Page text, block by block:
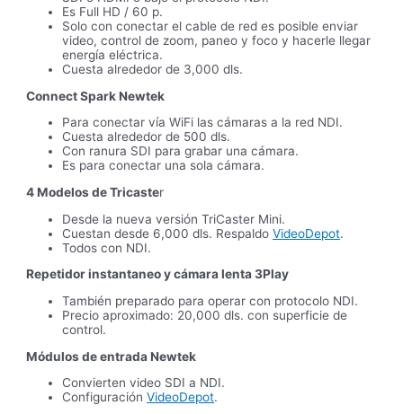
Es Full HD / 60 p.
Solo con conectar el cable de red es posible enviar
video, control de zoom, paneo y foco y hacerle llegar
energía eléctrica.
Cuesta alrededor de 3,000 dls.
Connect Spark Newtek
Para conectar vía WiFi las cámaras a la red NDI.
Cuesta alrededor de 500 dls.
Con ranura SDI para grabar una cámara.
Es para conectar una sola cámara.
4 Modelos de Tricaster
Desde la nueva versión TriCaster Mini.
Cuestan desde 6,000 dls. RespaldoVideoDepot.
Todos con NDI.
Repetidor instantaneo y cámara lenta 3Play
También preparado para operar con protocolo NDI.
Precio aproximado: 20,000 dls. con superficie de
control.
Módulos de entrada Newtek
Convierten video SDI a NDI.
ConfiguraciónVideoDepot.